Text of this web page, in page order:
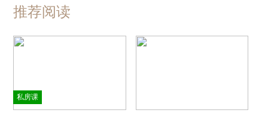
推荐阅读
私房课